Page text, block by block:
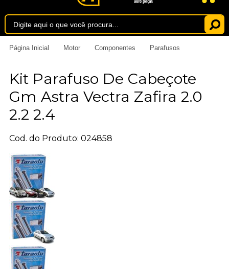
Página Inicial Motor Componentes Parafusos
Kit Parafuso De Cabeçote
Gm Astra Vectra Zafira 2.0
2.2 2.4
Cod. do Produto: 024858